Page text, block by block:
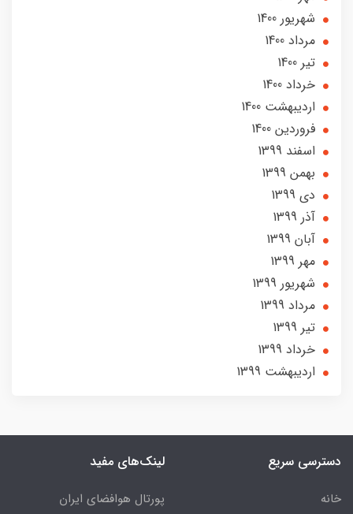
شهریور 1400
مرداد 1400
تير 1400
خرداد 1400
ارديبهشت 1400
فروردین 1400
اسفند 1399
بهمن 1399
دی 1399
آذر 1399
آبان 1399
مهر 1399
شهریور 1399
مرداد 1399
تير 1399
خرداد 1399
ارديبهشت 1399
دسترسی سریع
خانه
لینک‌های مفید
پورتال هوافضای ایران